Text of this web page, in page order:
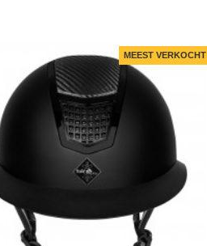
MEEST VERKOCHT